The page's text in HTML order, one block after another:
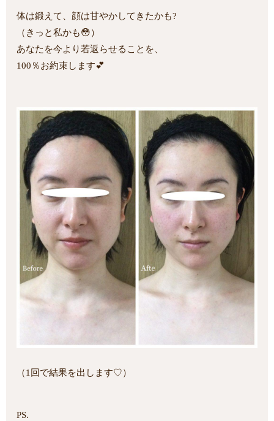
体は鍛えて、顔は甘やかしてきたかも?
（きっと私かも😳）
あなたを今より若返らせることを、
100％お約束します💕
（1回で結果を出します♡）
PS.